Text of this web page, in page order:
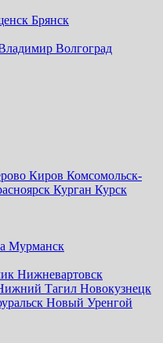
Брянск
Волгоград
Киров Комсомольск-
Курган Курск
Мурманск
Нижневартовск
Тагил Новокузнецк
Новый Уренгой